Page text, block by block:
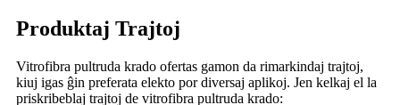
Produktaj Trajtoj
Vitrofibra pultruda krado ofertas gamon da rimarkindaj trajtoj,
kiuj igas ĝin preferata elekto por diversaj aplikoj. Jen kelkaj el la
priskribeblaj trajtoj de vitrofibra pultruda krado: